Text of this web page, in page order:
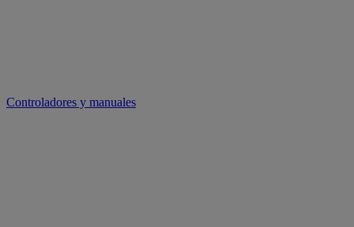
Controladores y manuales